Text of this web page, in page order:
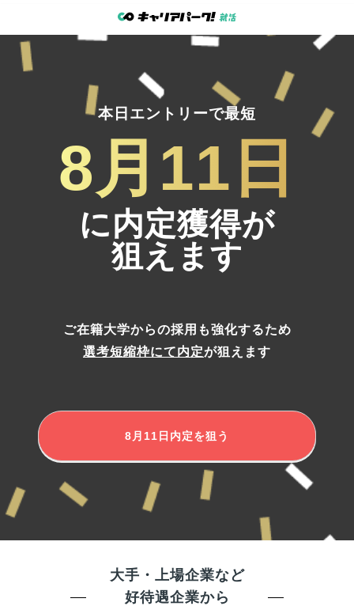
本日エントリーで最短
8月11日
に内定獲得が
狙えます
ご在籍大学からの採用も強化するため
選考短縮枠にて内定が狙えます
8月11日 内定を狙う
大手・上場企業など
好待遇企業から